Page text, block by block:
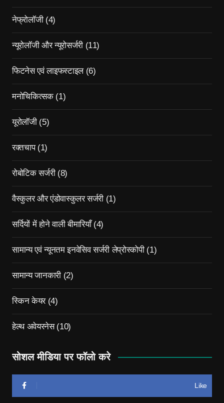
नेफ्रोलॉजी(4)
न्यूरोलॉजी और न्यूरोसर्जरी(11)
फिटनेस एवं लाइफस्टाइल(6)
मनोचिकित्सक(1)
यूरोलॉजी(5)
रक्तचाप(1)
रोबोटिक सर्जरी(8)
वैस्कुलर और एंडोवास्कुलर सर्जरी (1)
सर्दियों में होने वाली बीमारियाँ(4)
सामान्य एवं न्यूनतम इनवेसिव सर्जरी लेप्रोस्कोपी(1)
सामान्य जानकारी(2)
स्किन केयर(4)
हेल्थ अवेयरनेस(10)
सोशल मीडिया पर फॉलो करे
Like